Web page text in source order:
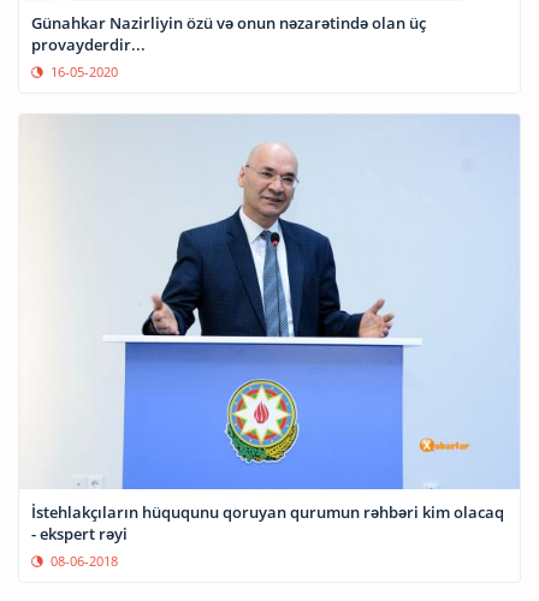
Günahkar Nazirliyin özü və onun nəzarətində olan üç
provayderdir...
16-05-2020
İstehlakçıların hüququnu qoruyan qurumun rəhbəri kim olacaq
- ekspert rəyi
08-06-2018